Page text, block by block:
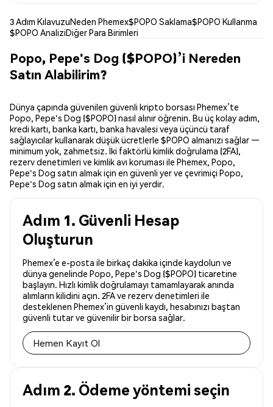
3 Adım KılavuzuNeden Phemex$POPO Saklama$POPO Kullanma
$POPO AnaliziDiğer Para Birimleri
Popo, Pepe's Dog ($POPO)’i Nereden
Satın Alabilirim?
Dünya çapında güvenilen güvenli kripto borsası Phemex’te
Popo, Pepe's Dog ($POPO) nasıl alınır öğrenin. Bu üç kolay adım,
kredi kartı, banka kartı, banka havalesi veya üçüncü taraf
sağlayıcılar kullanarak düşük ücretlerle $POPO almanızı sağlar —
minimum yok, zahmetsiz. İki faktörlü kimlik doğrulama (2FA),
rezerv denetimleri ve kimlik avı koruması ile Phemex, Popo,
Pepe's Dog satın almak için en güvenli yer ve çevrimiçi Popo,
Pepe's Dog satın almak için en iyi yerdir.
Adım 1. Güvenli Hesap
Oluşturun
Phemex’e e-posta ile birkaç dakika içinde kaydolun ve
dünya genelinde Popo, Pepe's Dog ($POPO) ticaretine
başlayın. Hızlı kimlik doğrulamayı tamamlayarak anında
alımların kilidini açın. 2FA ve rezerv denetimleri ile
desteklenen Phemex’in güvenli kaydı, hesabınızı baştan
güvenli tutar ve güvenilir bir borsa sağlar.
Hemen Kayıt Ol
Adım 2. Ödeme yöntemi seçin